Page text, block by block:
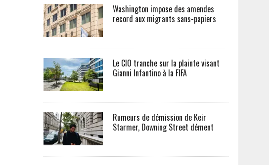
Washington impose des amendes
record aux migrants sans-papiers
Le CIO tranche sur la plainte visant
Gianni Infantino à la FIFA
Rumeurs de démission de Keir
Starmer, Downing Street dément